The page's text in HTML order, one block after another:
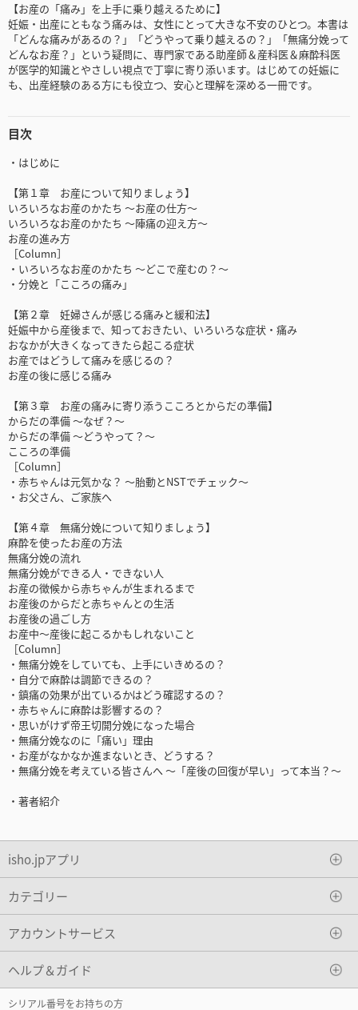
【お産の「痛み」を上手に乗り越えるために】
妊娠・出産にともなう痛みは、女性にとって大きな不安のひとつ。本書は
「どんな痛みがあるの？」「どうやって乗り越えるの？」「無痛分娩って
どんなお産？」という疑問に、専門家である助産師＆産科医＆麻酔科医
が医学的知識とやさしい視点で丁寧に寄り添います。はじめての妊娠に
も、出産経験のある方にも役立つ、安心と理解を深める一冊です。
目次
・はじめに
【第１章 お産について知りましょう】
いろいろなお産のかたち ～お産の仕方～
いろいろなお産のかたち ～陣痛の迎え方～
お産の進み方
［Column］
・いろいろなお産のかたち ～どこで産むの？～
・分娩と「こころの痛み」
【第２章 妊婦さんが感じる痛みと緩和法】
妊娠中から産後まで、知っておきたい、いろいろな症状・痛み
おなかが大きくなってきたら起こる症状
お産ではどうして痛みを感じるの？
お産の後に感じる痛み
【第３章 お産の痛みに寄り添うこころとからだの準備】
からだの準備 ～なぜ？～
からだの準備 ～どうやって？～
こころの準備
［Column］
・赤ちゃんは元気かな？ ～胎動とNSTでチェック～
・お父さん、ご家族へ
【第４章 無痛分娩について知りましょう】
麻酔を使ったお産の方法
無痛分娩の流れ
無痛分娩ができる人・できない人
お産の徴候から赤ちゃんが生まれるまで
お産後のからだと赤ちゃんとの生活
お産後の過ごし方
お産中～産後に起こるかもしれないこと
［Column］
・無痛分娩をしていても、上手にいきめるの？
・自分で麻酔は調節できるの？
・鎮痛の効果が出ているかはどう確認するの？
・赤ちゃんに麻酔は影響するの？
・思いがけず帝王切開分娩になった場合
・無痛分娩なのに「痛い」理由
・お産がなかなか進まないとき、どうする？
・無痛分娩を考えている皆さんへ ～「産後の回復が早い」って本当？～
・著者紹介
isho.jpアプリ
カテゴリー
アカウントサービス
ヘルプ＆ガイド
シリアル番号をお持ちの方